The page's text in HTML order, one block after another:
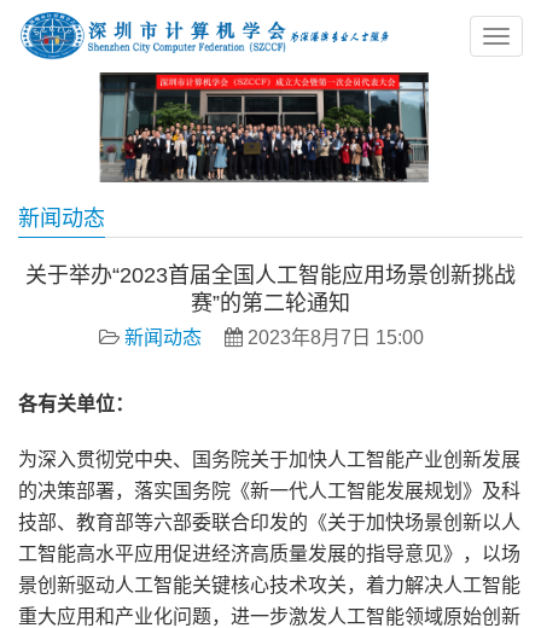
新闻动态
关于举办“2023首届全国人工智能应用场景创新挑战
赛”的第二轮通知
新闻动态 2023年8月7日 15:00
各有关单位：
为深入贯彻党中央、国务院关于加快人工智能产业创新发展
的决策部署，落实国务院《新一代人工智能发展规划》及科
技部、教育部等六部委联合印发的《关于加快场景创新以人
工智能高水平应用促进经济高质量发展的指导意见》，以场
景创新驱动人工智能关键核心技术攻关，着力解决人工智能
重大应用和产业化问题，进一步激发人工智能领域原始创新